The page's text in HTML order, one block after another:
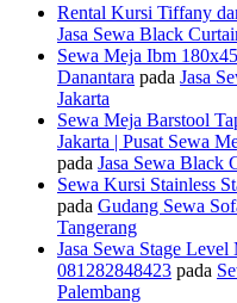
Rental Kursi Tiffany
Jasa Sewa Black
Sewa Meja Ibm
Danantara pada Jasa
Jakarta
Sewa Meja Barstool
Jakarta | Pusat Sewa
pada Jasa Sewa Black
Sewa Kursi Stainless
pada Gudang Sewa
Tangerang
Jasa Sewa Stage
081282848423 pada
Palembang